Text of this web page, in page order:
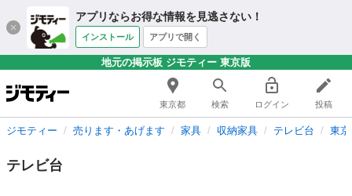
アプリならお得な情報を見逃さない！
インストール アプリで開く
地元の掲示板 ジモティー 東京版
東京都 検索 ログイン 投稿
ジモティー 売ります・あげます 家具 収納家具 テレビ台 東
テレビ台